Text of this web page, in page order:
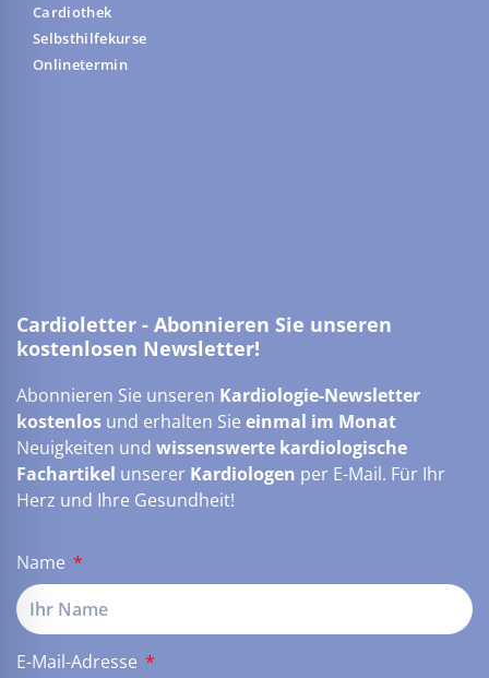
Cardiothek
Selbsthilfekurse
Onlinetermin
Cardioletter - Abonnieren Sie unseren
kostenlosen Newsletter!
Abonnieren Sie unseren Kardiologie-Newsletter
kostenlos und erhalten Sie einmal im Monat
Neuigkeiten und wissenswerte kardiologische
Fachartikel unserer Kardiologen per E-Mail. Für Ihr
Herz und Ihre Gesundheit!
Name
E-Mail-Adresse